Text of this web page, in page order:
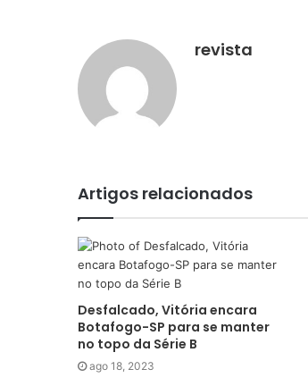
revista
Artigos relacionados
Desfalcado, Vitória encara
Botafogo-SP para se manter
no topo da Série B
ago 18, 2023